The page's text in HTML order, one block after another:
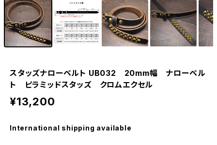
スタッズナローベルト UB032 20mm幅 ナローベル
ト ピラミッドスタッズ クロムエクセル
¥13,200
International shipping available